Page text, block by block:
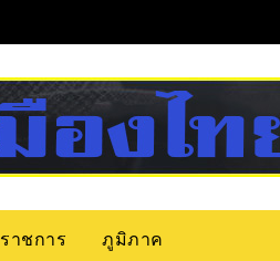
ราชการ ภูมิภาค